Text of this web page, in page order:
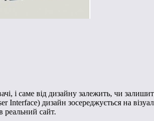
і саме від дизайну залежить, чи
Interface) дизайн зосереджується на
реальний сайт.